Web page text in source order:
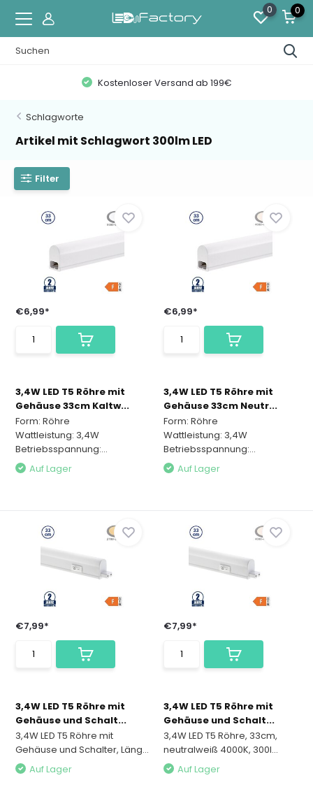
0 0
Kostenloser Versand ab 199€
Schlagworte
Artikel mit Schlagwort 300lm LED
Filter
€6,99*
3,4W LED T5 Röhre mit
Gehäuse 33cm Kaltw...
Form: Röhre
Wattleistung: 3,4W
Betriebsspannung:...
Auf Lager
€6,99*
3,4W LED T5 Röhre mit
Gehäuse 33cm Neutr...
Form: Röhre
Wattleistung: 3,4W
Betriebsspannung:...
Auf Lager
€7,99*
3,4W LED T5 Röhre mit
Gehäuse und Schalt...
3,4W LED T5 Röhre mit
Gehäuse und Schalter, Läng...
Auf Lager
€7,99*
3,4W LED T5 Röhre mit
Gehäuse und Schalt...
3,4W LED T5 Röhre, 33cm,
neutralweiß 4000K, 300l...
Auf Lager